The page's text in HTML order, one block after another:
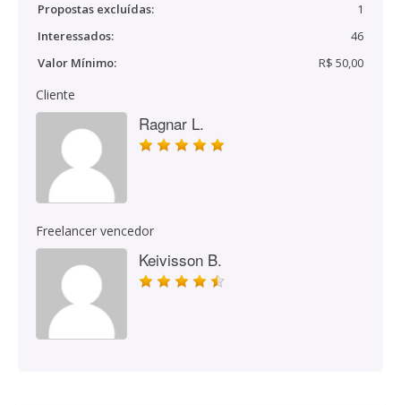
Propostas excluídas:
1
Interessados:
46
Valor Mínimo:
R$ 50,00
Cliente
Ragnar L.
Freelancer vencedor
Keivisson B.